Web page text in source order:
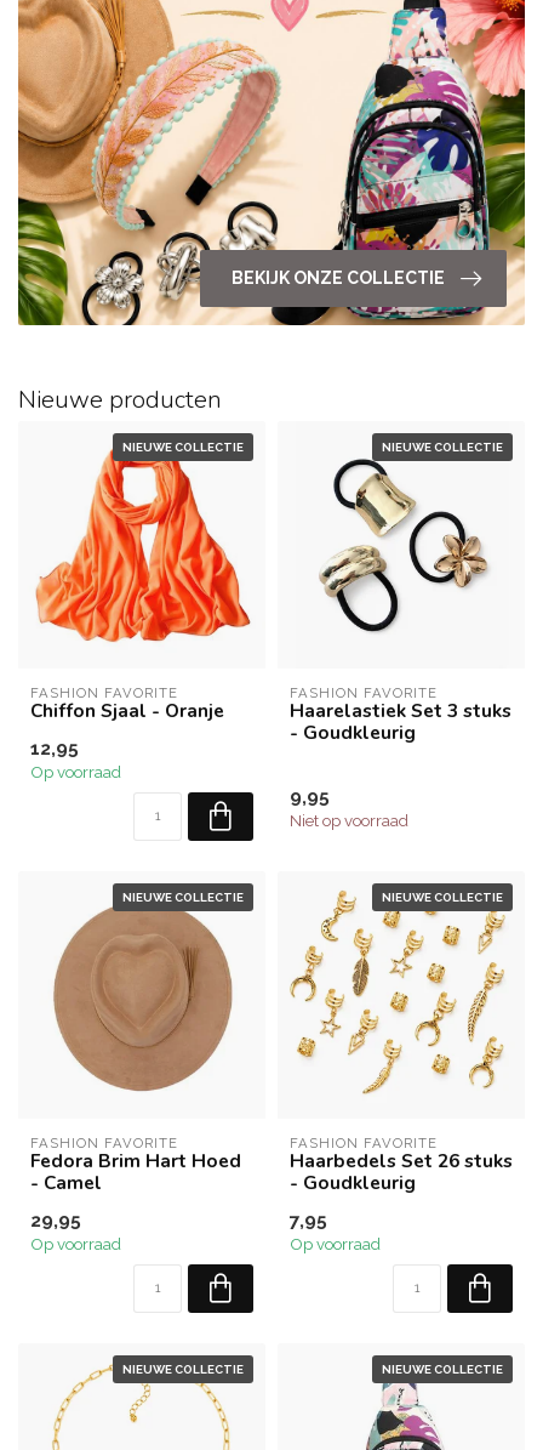
BEKIJK ONZE COLLECTIE
Nieuwe producten
NIEUWE COLLECTIE
FASHION FAVORITE
Chiffon Sjaal - Oranje
12,95
Op voorraad
NIEUWE COLLECTIE
FASHION FAVORITE
Haarelastiek Set 3 stuks
- Goudkleurig
9,95
Niet op voorraad
NIEUWE COLLECTIE
FASHION FAVORITE
Fedora Brim Hart Hoed
- Camel
29,95
Op voorraad
NIEUWE COLLECTIE
FASHION FAVORITE
Haarbedels Set 26 stuks
- Goudkleurig
7,95
Op voorraad
NIEUWE COLLECTIE NIEUWE COLLECTIE